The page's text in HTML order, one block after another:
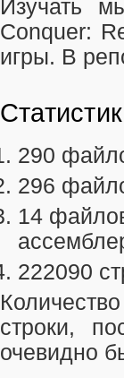
Изучать
Conquer:
игры. В
290
296
14
222090
строки,
очевидно